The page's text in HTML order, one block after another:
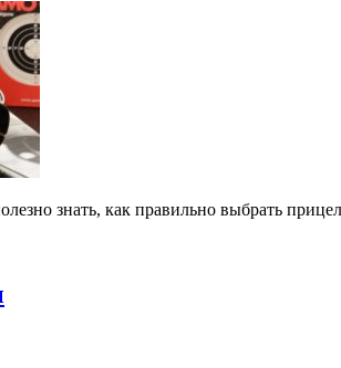
знать, как правильно выбрать